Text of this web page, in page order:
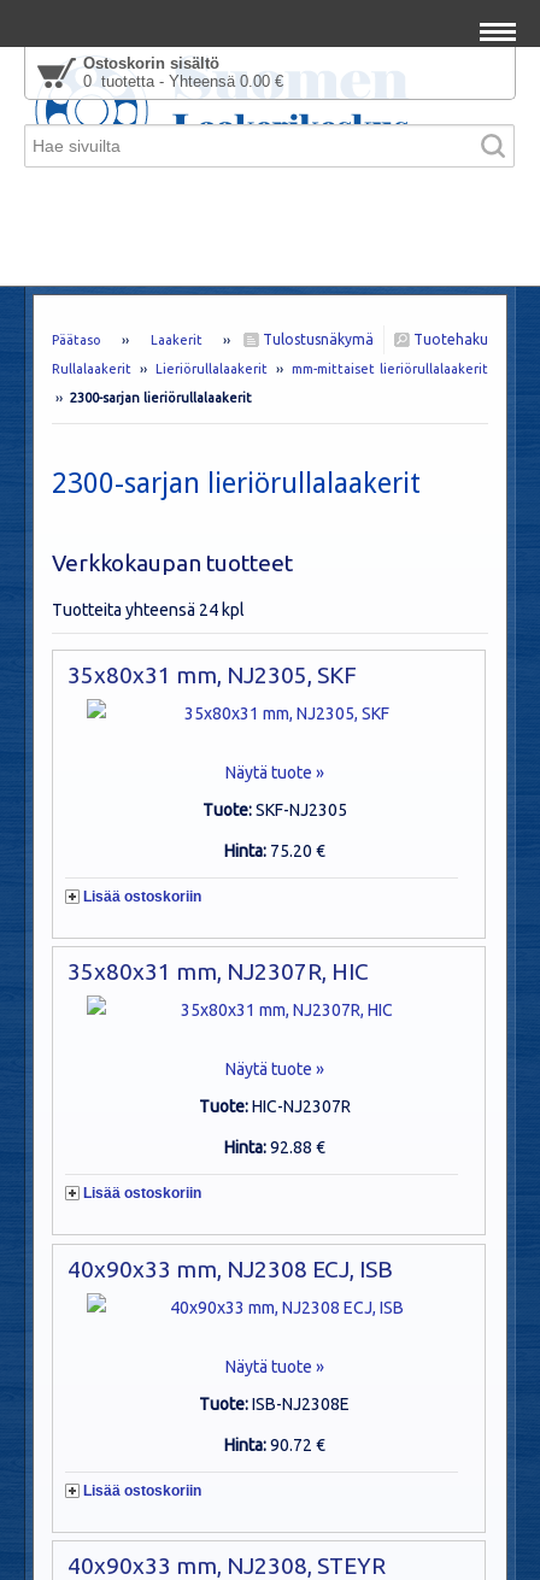
Ostoskorin sisältö
0 tuotetta - Yhteensä 0.00 €
Tuotehaku
Tulostusnäkymä
Päätaso ›› Laakerit ››
Rullalaakerit ››Lieriörullalaakerit ››mm-mittaiset lieriörullalaakerit
›› 2300-sarjan lieriörullalaakerit
2300-sarjan lieriörullalaakerit
Verkkokaupan tuotteet
Tuotteita yhteensä 24 kpl
35x80x31 mm, NJ2305, SKF
Näytä tuote »
Tuote:SKF-NJ2305
Hinta: 75.20 €
Lisää ostoskoriin
35x80x31 mm, NJ2307R, HIC
Näytä tuote »
Tuote:HIC-NJ2307R
Hinta:92.88 €
Lisää ostoskoriin
40x90x33 mm, NJ2308 ECJ, ISB
Näytä tuote »
Tuote:ISB-NJ2308E
Hinta:90.72 €
Lisää ostoskoriin
40x90x33 mm, NJ2308, STEYR